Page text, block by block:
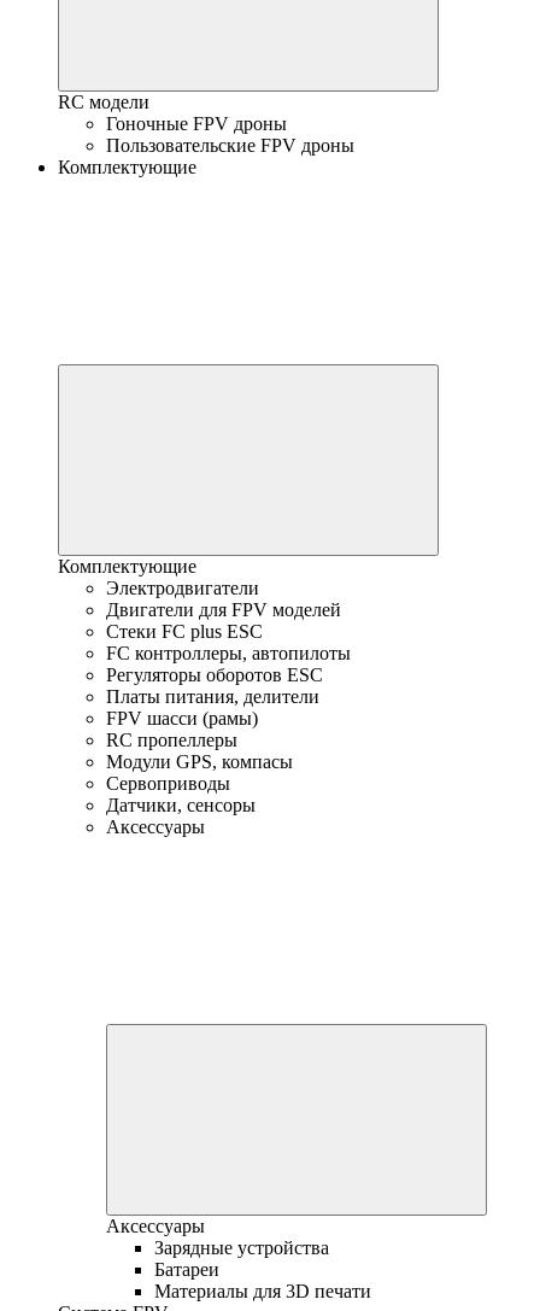
RC модели
Гоночные FPV дроны
Пользовательские FPV дроны
Комплектующие
Комплектующие
Электродвигатели
Двигатели для FPV моделей
Стеки FC plus ESC
FC контроллеры, автопилоты
Регуляторы оборотов ESC
Платы питания, делители
FPV шасси (рамы)
RC пропеллеры
Модули GPS, компасы
Сервоприводы
Датчики, сенсоры
Аксессуары
Аксессуары
Зарядные устройства
Батареи
Материалы для 3D печати